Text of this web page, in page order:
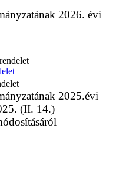
2026. évi
2025.évi
(II. 14.)